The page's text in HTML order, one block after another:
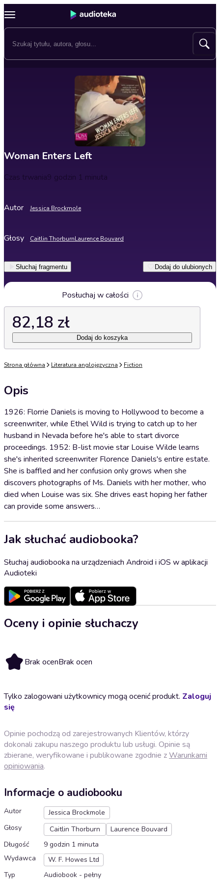
Woman Enters Left
Czas trwania9 godzin 1 minuta
Autor Jessica Brockmole
Głosy Caitlin ThorburnLaurence Bouvard
Słuchaj fragmentu Dodaj do ulubionych
Posłuchaj w całości
82,18 zł
Dodaj do koszyka
Strona główna Literatura anglojęzyczna Fiction
Opis
1926: Florrie Daniels is moving to Hollywood to become a
screenwriter, while Ethel Wild is trying to catch up to her
husband in Nevada before he's able to start divorce
proceedings. 1952: B-list movie star Louise Wilde learns
she's inherited screenwriter Florence Daniels's entire estate.
She is baffled and her confusion only grows when she
discovers photographs of Ms. Daniels with her mother, who
died when Louise was six. She drives east hoping her father
can provide some answers…
Jak słuchać audiobooka?
Słuchaj audiobooka na urządzeniach Android i iOS w aplikacji
Audioteki
Oceny i opinie słuchaczy
Brak ocenBrak ocen
Tylko zalogowani użytkownicy mogą ocenić produkt. Zaloguj
się
Opinie pochodzą od zarejestrowanych Klientów, którzy
dokonali zakupu naszego produktu lub usługi. Opinie są
zbierane, weryfikowane i publikowane zgodnie zWarunkami
opiniowania.
Informacje o audiobooku
Autor
Jessica Brockmole
Głosy
Caitlin Thorburn
Laurence Bouvard
Długość
9 godzin 1 minuta
Wydawca
W. F. Howes Ltd
Typ
Audiobook - pełny